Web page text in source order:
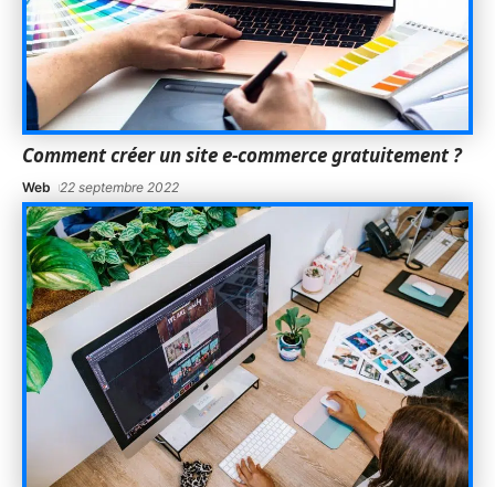
Comment créer un site e-commerce gratuitement ?
Web 22 septembre 2022